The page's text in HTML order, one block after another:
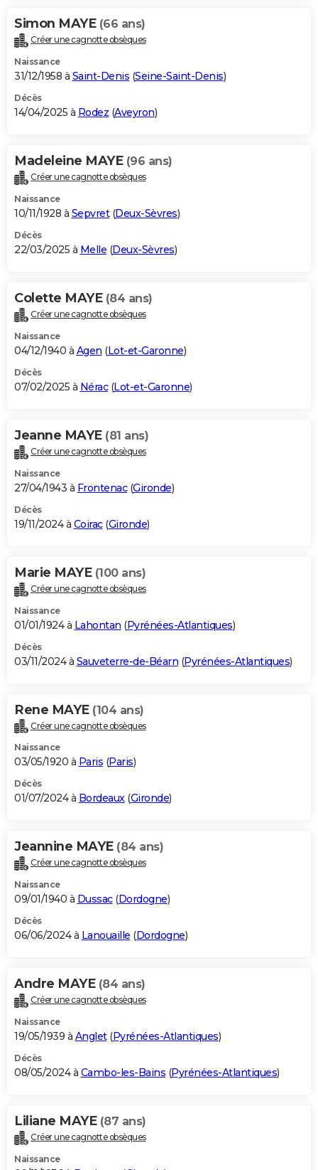
Simon MAYE (66 ans)
Créer une cagnotte obsèques
Naissance
31/12/1958 à Saint-Denis (Seine-Saint-Denis)
Décès
14/04/2025 à Rodez (Aveyron)
Madeleine MAYE (96 ans)
Créer une cagnotte obsèques
Naissance
10/11/1928 à Sepvret(Deux-Sèvres)
Décès
22/03/2025 à Melle (Deux-Sèvres)
Colette MAYE (84 ans)
Créer une cagnotte obsèques
Naissance
04/12/1940 à Agen (Lot-et-Garonne)
Décès
07/02/2025 à Nérac(Lot-et-Garonne)
Jeanne MAYE (81 ans)
Créer une cagnotte obsèques
Naissance
27/04/1943 à Frontenac(Gironde)
Décès
19/11/2024 à Coirac(Gironde)
Marie MAYE (100 ans)
Créer une cagnotte obsèques
Naissance
01/01/1924 à Lahontan (Pyrénées-Atlantiques)
Décès
03/11/2024 à Sauveterre-de-Béarn (Pyrénées-Atlantiques)
Rene MAYE (104 ans)
Créer une cagnotte obsèques
Naissance
03/05/1920 à Paris (Paris)
Décès
01/07/2024 à Bordeaux(Gironde)
Jeannine MAYE (84 ans)
Créer une cagnotte obsèques
Naissance
09/01/1940 à Dussac(Dordogne)
Décès
06/06/2024 à Lanouaille (Dordogne)
Andre MAYE (84 ans)
Créer une cagnotte obsèques
Naissance
19/05/1939 à Anglet(Pyrénées-Atlantiques)
Décès
08/05/2024 à Cambo-les-Bains (Pyrénées-Atlantiques)
Liliane MAYE (87 ans)
Créer une cagnotte obsèques
Naissance